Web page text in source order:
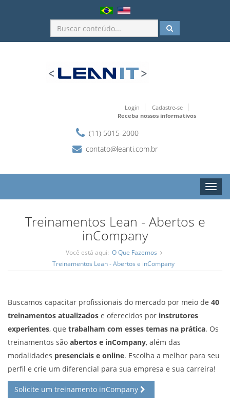
Login
Cadastre-se
Receba nossos informativos
(11) 5015-2000
contato@leanti.com.br
Toggle
Treinamentos Lean - Abertos e
inCompany
Você está aqui: O Que Fazemos
Treinamentos Lean - Abertos e inCompany
Buscamos capacitar profissionais do mercado por meio de 40
treinamentos atualizados e oferecidos por instrutores
experientes, que trabalham com esses temas na prática. Os
treinamentos são abertos e inCompany, além das
modalidades presenciais e online. Escolha a melhor para seu
perfil e crie um diferencial para sua empresa e sua carreira!
Solicite um treinamento inCompany